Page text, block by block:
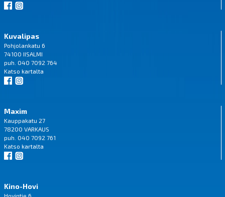
Kuvalipas
Pohjolankatu 6
74100 IISALMI
puh. 040 7092 764
Katso kartalta
Maxim
Kauppakatu 27
78200 VARKAUS
puh. 040 7092 761
Katso kartalta
Kino-Hovi
Hovintie 6